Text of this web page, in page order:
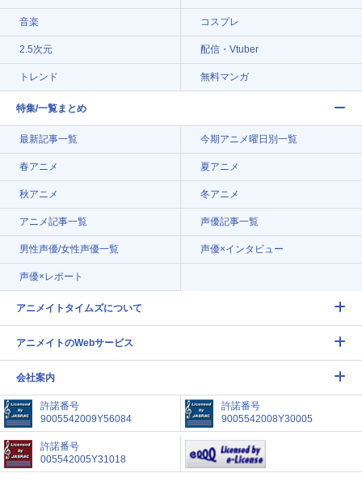
音楽 コスプレ
2.5次元 配信・Vtuber
トレンド 無料マンガ
特集/一覧まとめ
最新記事一覧 今期アニメ曜日別一覧
春アニメ 夏アニメ
秋アニメ 冬アニメ
アニメ記事一覧 声優記事一覧
男性声優/女性声優一覧 声優×インタビュー
声優×レポート
アニメイトタイムズについて
アニメイトのWebサービス
会社案内
許諾番号
9005542009Y56084
許諾番号
9005542008Y30005
許諾番号
005542005Y31018